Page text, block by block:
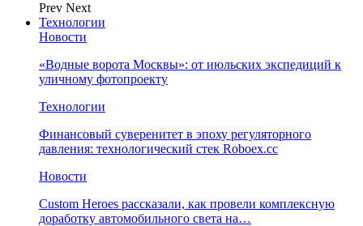
Prev Next
Технологии
Новости
«Водные ворота Москвы»: от июльских экспедиций к
уличному фотопроекту
Технологии
Финансовый суверенитет в эпоху регуляторного
давления: технологический стек Roboex.cc
Новости
Custom Heroes рассказали, как провели комплексную
доработку автомобильного света на…